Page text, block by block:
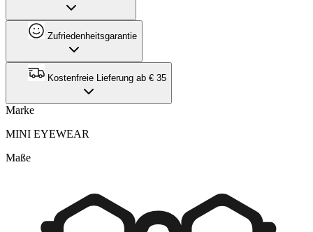
Zufriedenheitsgarantie
Kostenfreie Lieferung ab € 35
Marke
MINI EYEWEAR
Maße